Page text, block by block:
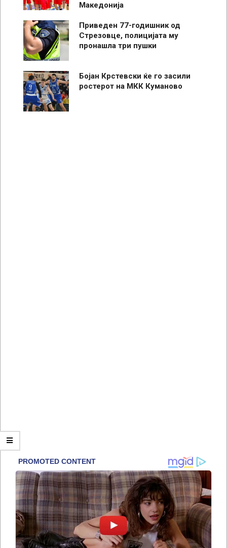
Македонија
Приведен 77-годишник од
Стрезовце, полицијата му
пронашла три пушки
Бојан Крстевски ќе го засили
ростерот на МКК Куманово